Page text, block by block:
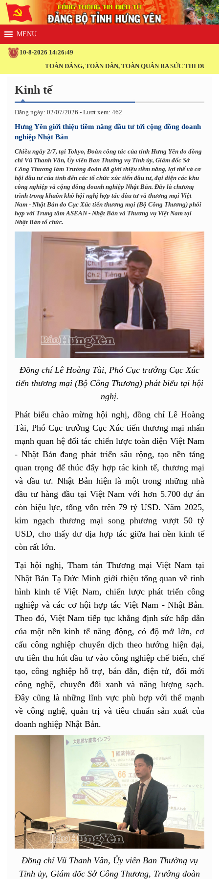
10-8-2026 14:26:50
TOÀN ĐẢNG, TOÀN DÂN, TOÀN QUÂN RA SỨC THI ĐUA THỰC
Kinh tế
Đăng ngày: 02/07/2026 - Lượt xem: 462
Hưng Yên giới thiệu tiềm năng đầu tư tới cộng đồng doanh
nghiệp Nhật Bản
Chiều ngày 2/7, tại Tokyo, Đoàn công tác của tỉnh Hưng Yên do đồng
chí Vũ Thanh Vân, Ủy viên Ban Thường vụ Tỉnh ủy, Giám đốc Sở
Công Thương làm Trưởng đoàn đã giới thiệu tiềm năng, lợi thế và cơ
hội đầu tư của tỉnh đến các tổ chức xúc tiến đầu tư, đại diện các khu
công nghiệp và cộng đồng doanh nghiệp Nhật Bản. Đây là chương
trình trong khuôn khổ hội nghị hợp tác đầu tư và thương mại Việt
Nam - Nhật Bản do Cục Xúc tiến thương mại (Bộ Công Thương) phối
hợp với Trung tâm ASEAN - Nhật Bản và Thương vụ Việt Nam tại
Nhật Bản tổ chức.
Đồng chí Lê Hoàng Tài, Phó Cục trưởng Cục Xúc
tiến thương mại (Bộ Công Thương) phát biểu tại hội
nghị.
Phát biểu chào mừng hội nghị, đồng chí Lê Hoàng
Tài, Phó Cục trưởng Cục Xúc tiến thương mại nhấn
mạnh quan hệ đối tác chiến lược toàn diện Việt Nam
- Nhật Bản đang phát triển sâu rộng, tạo nền tảng
quan trọng để thúc đẩy hợp tác kinh tế, thương mại
và đầu tư. Nhật Bản hiện là một trong những nhà
đầu tư hàng đầu tại Việt Nam với hơn 5.700 dự án
còn hiệu lực, tổng vốn trên 79 tỷ USD. Năm 2025,
kim ngạch thương mại song phương vượt 50 tỷ
USD, cho thấy dư địa hợp tác giữa hai nền kinh tế
còn rất lớn.
Tại hội nghị, Tham tán Thương mại Việt Nam tại
Nhật Bản Tạ Đức Minh giới thiệu tổng quan về tình
hình kinh tế Việt Nam, chiến lược phát triển công
nghiệp và các cơ hội hợp tác Việt Nam - Nhật Bản.
Theo đó, Việt Nam tiếp tục khẳng định sức hấp dẫn
của một nền kinh tế năng động, có độ mở lớn, cơ
cấu công nghiệp chuyển dịch theo hướng hiện đại,
ưu tiên thu hút đầu tư vào công nghiệp chế biến, chế
tạo, công nghiệp hỗ trợ, bán dẫn, điện tử, đổi mới
công nghệ, chuyển đổi xanh và năng lượng sạch.
Đây cũng là những lĩnh vực phù hợp với thế mạnh
về công nghệ, quản trị và tiêu chuẩn sản xuất của
doanh nghiệp Nhật Bản.
Đồng chí Vũ Thanh Vân, Ủy viên Ban Thường vụ
Tỉnh ủy, Giám đốc Sở Công Thương, Trưởng đoàn